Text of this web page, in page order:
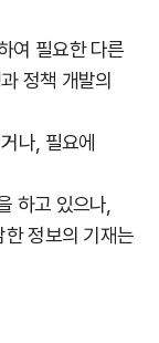
여 필요한 다른
정책 개발의
나, 필요에
하고 있으나,
정보의 기재는